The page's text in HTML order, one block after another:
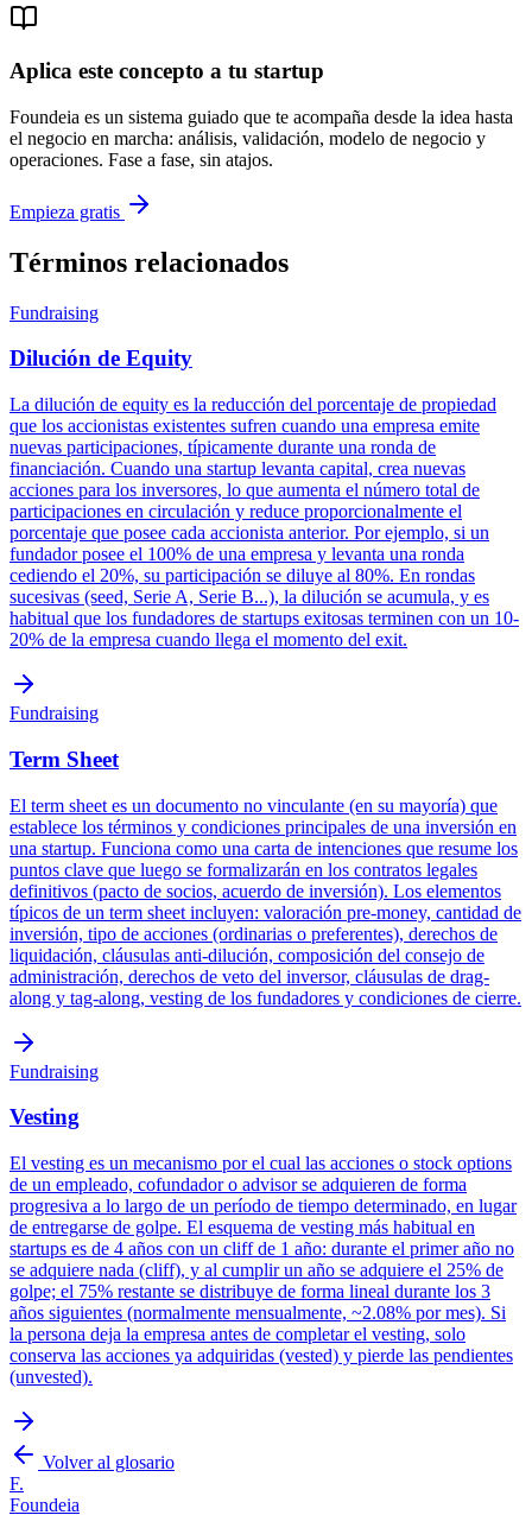
Aplica este concepto a tu startup
Foundeia es un sistema guiado que te acompaña desde la idea hasta
el negocio en marcha: análisis, validación, modelo de negocio y
operaciones. Fase a fase, sin atajos.
Empieza gratis
Términos relacionados
Fundraising
Dilución de Equity
La dilución de equity es la reducción del porcentaje de propiedad
que los accionistas existentes sufren cuando una empresa emite
nuevas participaciones, típicamente durante una ronda de
financiación. Cuando una startup levanta capital, crea nuevas
acciones para los inversores, lo que aumenta el número total de
participaciones en circulación y reduce proporcionalmente el
porcentaje que posee cada accionista anterior. Por ejemplo, si un
fundador posee el 100% de una empresa y levanta una ronda
cediendo el 20%, su participación se diluye al 80%. En rondas
sucesivas (seed, Serie A, Serie B...), la dilución se acumula, y es
habitual que los fundadores de startups exitosas terminen con un 10-
20% de la empresa cuando llega el momento del exit.
Fundraising
Term Sheet
El term sheet es un documento no vinculante (en su mayoría) que
establece los términos y condiciones principales de una inversión en
una startup. Funciona como una carta de intenciones que resume los
puntos clave que luego se formalizarán en los contratos legales
definitivos (pacto de socios, acuerdo de inversión). Los elementos
típicos de un term sheet incluyen: valoración pre-money, cantidad de
inversión, tipo de acciones (ordinarias o preferentes), derechos de
liquidación, cláusulas anti-dilución, composición del consejo de
administración, derechos de veto del inversor, cláusulas de drag-
along y tag-along, vesting de los fundadores y condiciones de cierre.
Fundraising
Vesting
El vesting es un mecanismo por el cual las acciones o stock options
de un empleado, cofundador o advisor se adquieren de forma
progresiva a lo largo de un período de tiempo determinado, en lugar
de entregarse de golpe. El esquema de vesting más habitual en
startups es de 4 años con un cliff de 1 año: durante el primer año no
se adquiere nada (cliff), y al cumplir un año se adquiere el 25% de
golpe; el 75% restante se distribuye de forma lineal durante los 3
años siguientes (normalmente mensualmente, ~2.08% por mes). Si
la persona deja la empresa antes de completar el vesting, solo
conserva las acciones ya adquiridas (vested) y pierde las pendientes
(unvested).
Volver al glosario
F.
Foundeia